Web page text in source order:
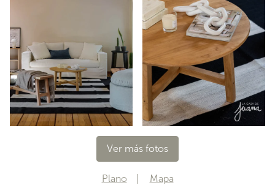
Ver más fotos
Plano Mapa